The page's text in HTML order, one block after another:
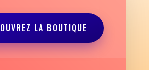
LA BOUTIQUE